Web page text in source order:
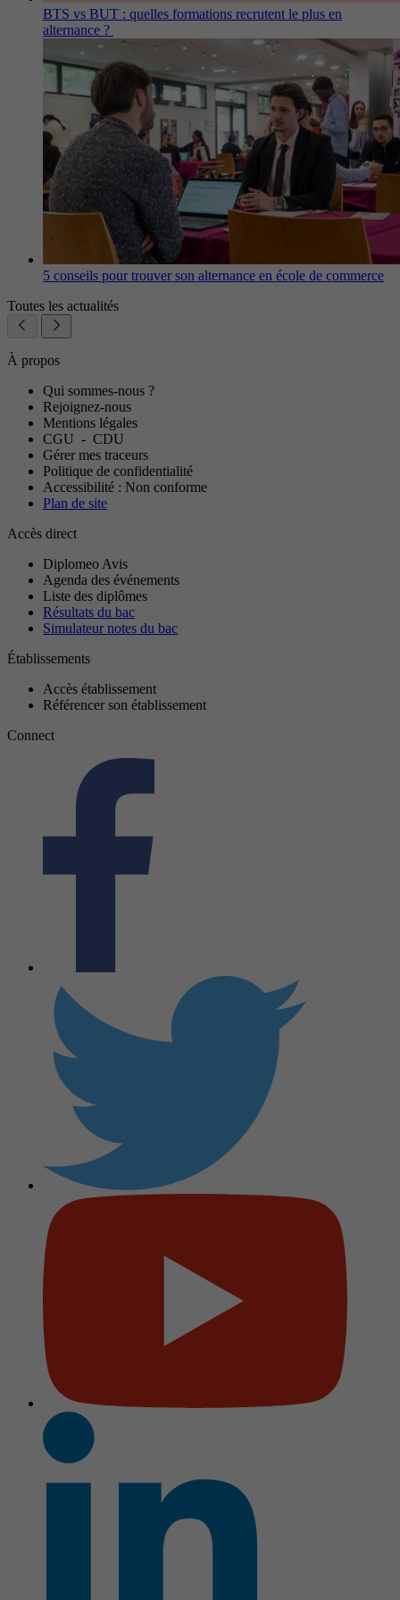
BTS vs BUT : quelles formations recrutent le plus en
alternance ?
5 conseils pour trouver son alternance en école de commerce
Toutes les actualités
À propos
Qui sommes-nous ?
Rejoignez-nous
Mentions légales
CGU - CDU
Gérer mes traceurs
Politique de confidentialité
Accessibilité : Non conforme
Plan de site
Accès direct
Diplomeo Avis
Agenda des événements
Liste des diplômes
Résultats du bac
Simulateur notes du bac
Établissements
Accès établissement
Référencer son établissement
Connect